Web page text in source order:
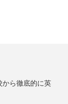
から徹底的に英